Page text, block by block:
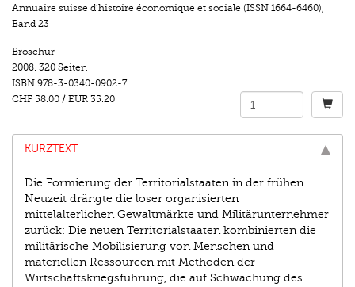
Annuaire suisse d’histoire économique et sociale (ISSN 1664-6460),
Band 23
Broschur
2008. 320 Seiten
ISBN 978-3-0340-0902-7
CHF 58.00 / EUR 35.20
KURZTEXT
Die Formierung der Territorialstaaten in der frühen
Neuzeit drängte die loser organisierten
mittelalterlichen Gewaltmärkte und Militärunternehmer
zurück: Die neuen Territorialstaaten kombinierten die
militärische Mobilisierung von Menschen und
materiellen Ressourcen mit Methoden der
Wirtschaftskriegsführung, die auf Schwächung des